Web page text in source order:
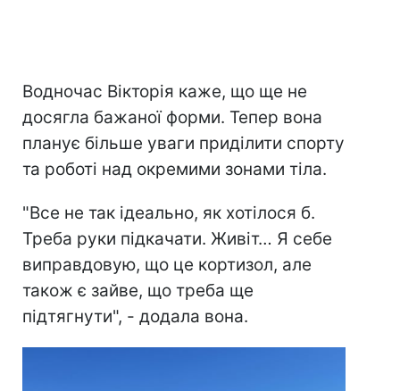
Водночас Вікторія каже, що ще не
досягла бажаної форми. Тепер вона
планує більше уваги приділити спорту
та роботі над окремими зонами тіла.
"Все не так ідеально, як хотілося б.
Треба руки підкачати. Живіт… Я себе
виправдовую, що це кортизол, але
також є зайве, що треба ще
підтягнути", - додала вона.